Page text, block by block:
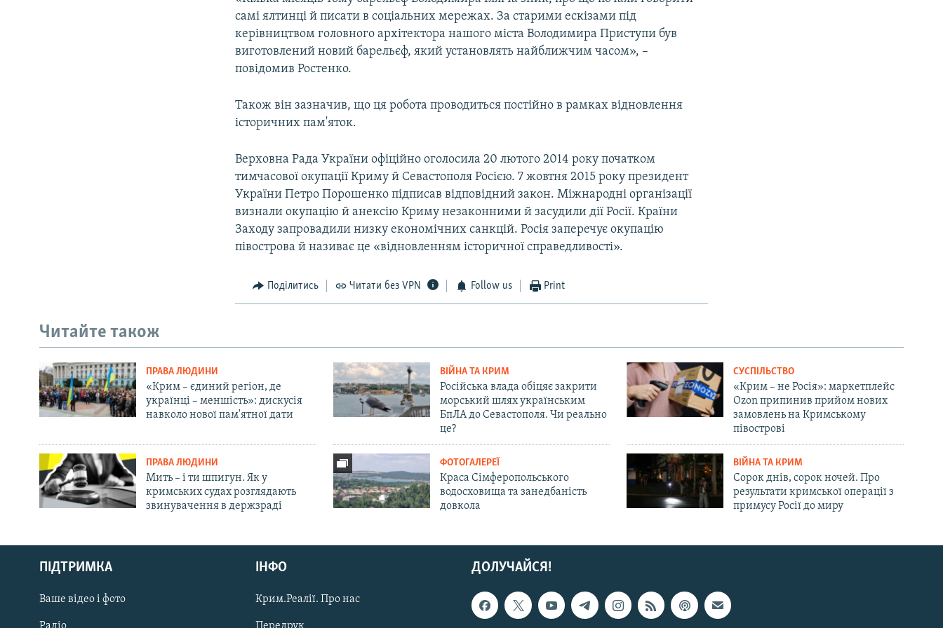
Русский
Qırımtatar
ДОЛУЧАЙСЯ!
самі ялтинці й писати в соціальних мережах. За старими ескізами під
керівництвом головного архітектора нашого міста Володимира Приступи був
виготовлений новий барельєф, який установлять найближчим часом», –
повідомив Ростенко.
Також він зазначив, що ця робота проводиться постійно в рамках відновлення
історичних пам'яток.
Верховна Рада України офіційно оголосила 20 лютого 2014 року початком
тимчасової окупації Криму й Севастополя Росією. 7 жовтня 2015 року президент
України Петро Порошенко підписав відповідний закон. Міжнародні організації
визнали окупацію й анексію Криму незаконними й засудили дії Росії. Країни
Заходу запровадили низку економічних санкцій. Росія заперечує окупацію
півострова й називає це «відновленням історичної справедливості».
Поділитись Читати без VPN Follow us Print
Читайте також
ПРАВА ЛЮДИНИ
«Крим – єдиний регіон, де
українці – меншість»: дискусія
навколо нової пам'ятної дати
ВІЙНА ТА КРИМ
Російська влада обіцяє закрити
морський шлях українським
БпЛА до Севастополя. Чи реально
це?
СУСПІЛЬСТВО
«Крим – не Росія»: маркетплейс
Ozon припинив прийом нових
замовлень на Кримському
півострові
ПРАВА ЛЮДИНИ
Мить – і ти шпигун. Як у
кримських судах розглядають
звинувачення в держзраді
ФОТОГАЛЕРЕЇ
Краса Сімферопольського
водосховища та занедбаність
довкола
ВІЙНА ТА КРИМ
Сорок днів, сорок ночей. Про
результати кримської операції з
примусу Росії до миру
ДОЛУЧАЙСЯ!
ПІДТРИМКА
Ваше відео і фото
ІНФО
Крим.Реалії. Про нас